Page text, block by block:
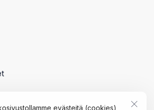
evästeitä (cookies)